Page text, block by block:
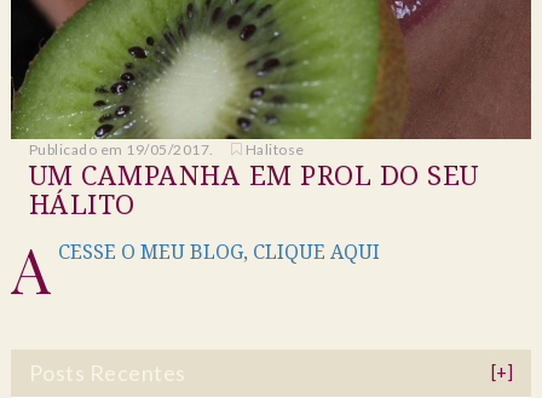
Publicado em 19/05/2017. Halitose
UM CAMPANHA EM PROL DO SEU
HÁLITO
A CESSE O MEU BLOG, CLIQUE AQUI
Posts Recentes [+]